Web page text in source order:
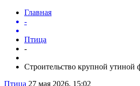
Главная
-
Птица
-
Строительство крупной утиной
Птица 27 мая 2026, 15:02